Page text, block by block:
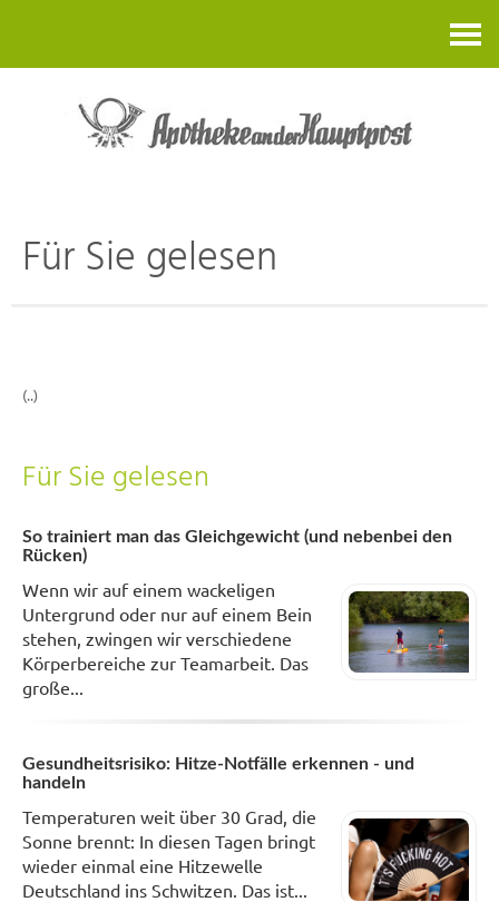
Für Sie gelesen
(..)
Für Sie gelesen
So trainiert man das Gleichgewicht (und nebenbei den
Rücken)
Wenn wir auf einem wackeligen
Untergrund oder nur auf einem Bein
stehen, zwingen wir verschiedene
Körperbereiche zur Teamarbeit. Das
große...
Gesundheitsrisiko: Hitze-Notfälle erkennen - und
handeln
Temperaturen weit über 30 Grad, die
Sonne brennt: In diesen Tagen bringt
wieder einmal eine Hitzewelle
Deutschland ins Schwitzen. Das ist...